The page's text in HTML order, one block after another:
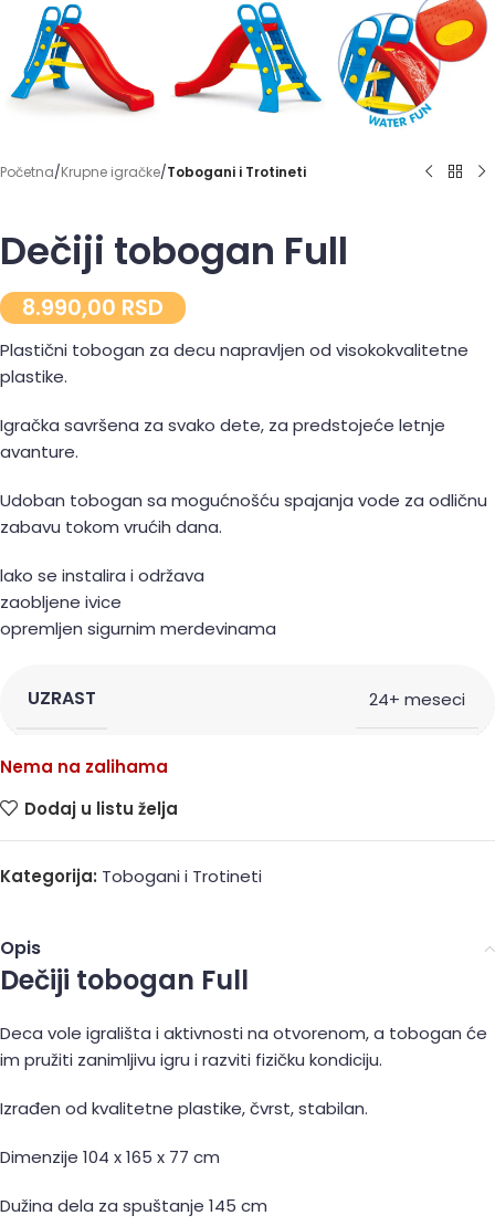
Početna Krupne igračke Tobogani i Trotineti
Dečiji tobogan Full
8.990,00 RSD
Plastični tobogan za decu napravljen od visokokvalitetne
plastike.
Igračka savršena za svako dete, za predstojeće letnje
avanture.
Udoban tobogan sa mogućnošću spajanja vode za odličnu
zabavu tokom vrućih dana.
lako se instalira i održava
zaobljene ivice
opremljen sigurnim merdevinama
UZRAST 24+ meseci
Nema na zalihama
Dodaj u listu želja
Kategorija: Tobogani i Trotineti
Opis
Dečiji tobogan Full
Deca vole igrališta i aktivnosti na otvorenom, a tobogan će
im pružiti zanimljivu igru i razviti fizičku kondiciju.
Izrađen od kvalitetne plastike, čvrst, stabilan.
Dimenzije 104 x 165 x 77 cm
Dužina dela za spuštanje 145 cm